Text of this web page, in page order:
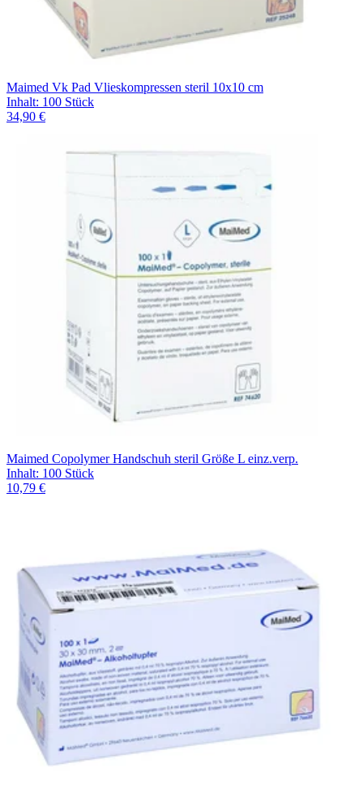
Maimed Vk Pad Vlieskompressen steril 10x10 cm
Inhalt: 100 Stück
34,90 €
Maimed Copolymer Handschuh steril Größe L einz.verp.
Inhalt: 100 Stück
10,79 €